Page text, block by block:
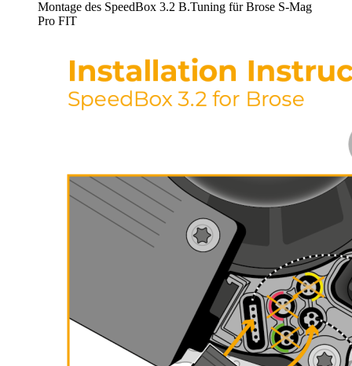
Montage des SpeedBox 3.2 B.Tuning für Brose S-Mag
Pro FIT